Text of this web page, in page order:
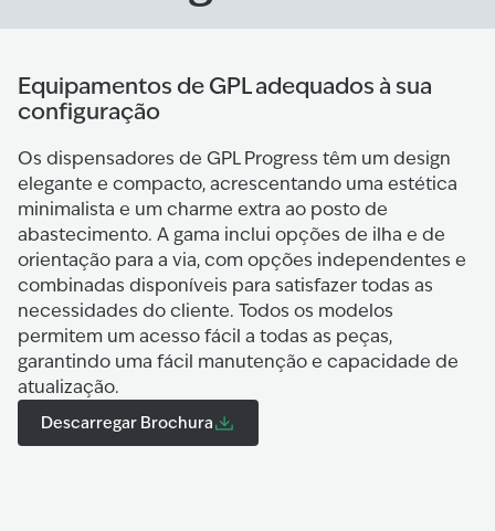
Equipamentos de GPL adequados à sua
configuração
Os dispensadores de GPL Progress têm um design
elegante e compacto, acrescentando uma estética
minimalista e um charme extra ao posto de
abastecimento. A gama inclui opções de ilha e de
orientação para a via, com opções independentes e
combinadas disponíveis para satisfazer todas as
necessidades do cliente. Todos os modelos
permitem um acesso fácil a todas as peças,
garantindo uma fácil manutenção e capacidade de
atualização.
Descarregar Brochura